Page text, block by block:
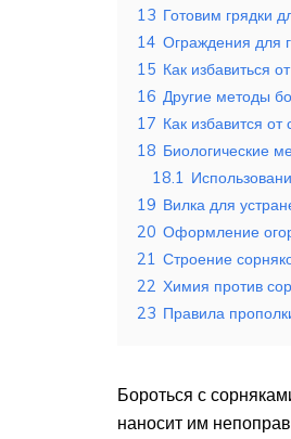
13 Готовим грядки
14 Ограждения для
15 Как избавиться
16 Другие методы
17 Как избавится
18 Биологические
18.1
19 Вилка для
20 Оформление
21 Строение
22 Химия против
23 Правила
Бороться с
наносит им